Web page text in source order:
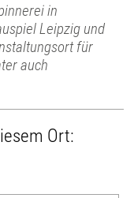
in
Leipzig und
für
auch
Ort: